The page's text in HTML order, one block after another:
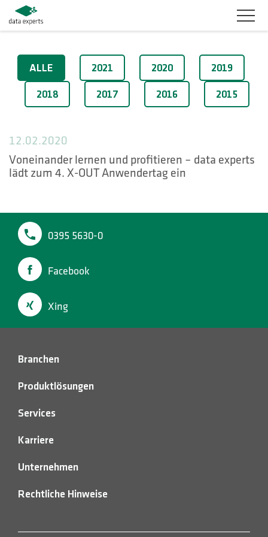
BRANCHEN
PRODUKTLÖSUNGEN
KARRIERE
UNTERNEHMEN
KONTAKT
HOTLINES
Suche
2020
ALLE 2021 2020 2019
2018 2017 2016 2015
12.02.2020
Voneinander lernen und profitieren – data experts
lädt zum 4. X-OUT Anwendertag ein
0395 5630-0
Facebook
Xing
Branchen
Produktlösungen
Services
Karriere
Unternehmen
Rechtliche Hinweise